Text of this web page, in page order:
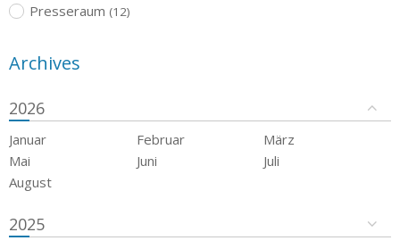
Presseraum (12)
Archives
2026
Januar Februar
März
Mai
Juni
Juli
August
2025